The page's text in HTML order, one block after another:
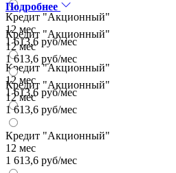
Кредит "Акционный"
12 мес
1 613,6 руб/мес
Кредит "Акционный"
12 мес
1 613,6 руб/мес
Подробнее
Кредит "Акционный"
12 мес
1 613,6 руб/мес
Кредит "Акционный"
12 мес
1 613,6 руб/мес
Кредит "Акционный"
12 мес
1 613,6 руб/мес